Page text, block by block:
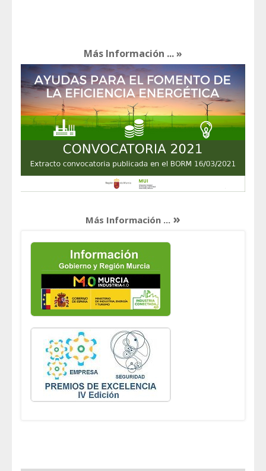
Más Información ... »
Más Información ... »